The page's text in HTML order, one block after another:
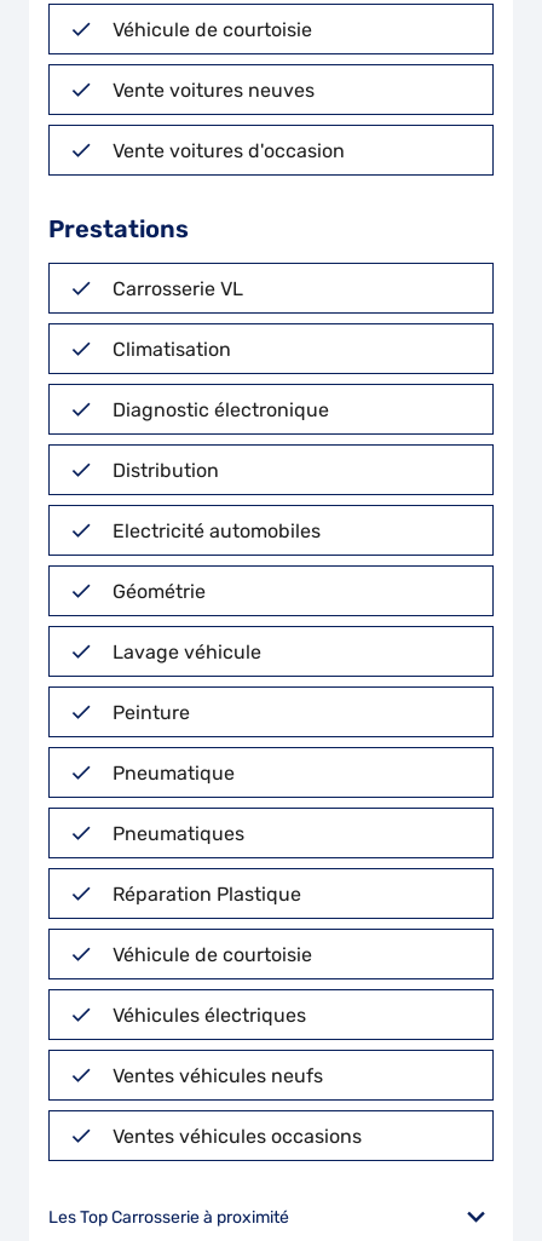
Véhicule de courtoisie
Vente voitures neuves
Vente voitures d'occasion
Prestations
Carrosserie VL
Climatisation
Diagnostic électronique
Distribution
Electricité automobiles
Géométrie
Lavage véhicule
Peinture
Pneumatique
Pneumatiques
Réparation Plastique
Véhicule de courtoisie
Véhicules électriques
Ventes véhicules neufs
Ventes véhicules occasions
Les Top Carrosserie à proximité